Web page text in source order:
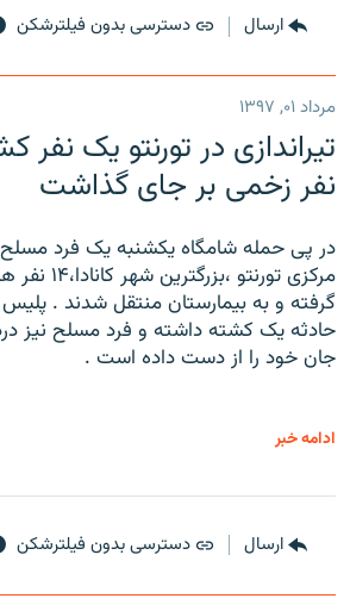
ارسال دسترسی بدون فیلترشکن
مرداد ۰۱, ۱۳۹۷
نفر زخمی بر جای گذاشت
در پی حمله شامگاه یکشنبه یک فرد
مرکزی تورنتو
گرفته و به بیمارستان منتقل شدند .
حادثه یک کشته داشته و فرد مسلح نیز
جان خود را از دست داده است .
ادامه خبر
ارسال دسترسی بدون فیلترشکن